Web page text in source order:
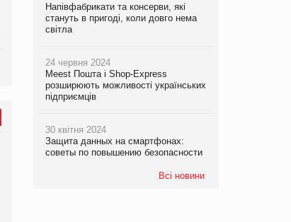
чинності нові правила
Напівфабрикати та консерви, які
стануть в пригоді, коли довго нема
світла
24 червня 2024
Meest Пошта і Shop-Express
розширюють можливості українських
підприємців
30 квітня 2024
Защита данных на смартфонах:
советы по повышению безопасности
Всі новини